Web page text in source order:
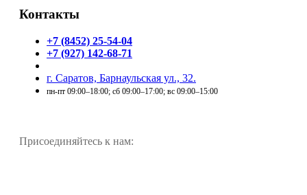
Контакты
+7 (8452) 25-54-04
+7 (927) 142-68-71
г. Саратов, Барнаульская ул., 32.
пн-пт 09:00–18:00; сб 09:00–17:00; вс 09:00–15:00
Присоединяйтесь к нам: